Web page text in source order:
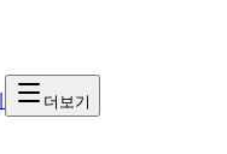
더보기